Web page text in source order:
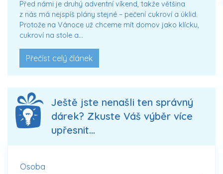
Před námi je druhý adventní víkend, takže většina
z nás má nejspíš plány stejné – pečení cukroví a úklid.
Protože na Vánoce už chceme mít domov jako klícku,
cukroví na stole a…
Přečíst celý článek
Ještě jste nenašli ten správný
dárek? Zkuste Váš výběr více
upřesnit...
Osoba